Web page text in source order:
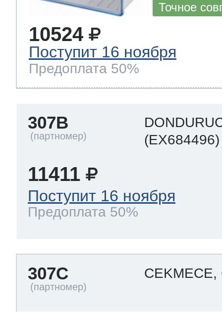
Точное
10524
Поступит 16 ноября
Предоплата 50%
307B
(EX684496)
11411
Поступит 16 ноября
Предоплата 50%
307C